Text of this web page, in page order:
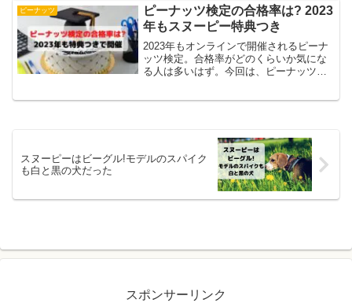
で、気になる人は最後までお付き合いく
ださいね。
ピーナッツ
ピーナッツ検定の合格率は? 2023
年もスヌーピー特典つき
2023年もオンラインで開催されるピーナ
ッツ検定。合格率がどのくらいか気にな
る人は多いはず。今回は、ピーナッツ検
スヌーピーはビーグル!モデルのスパイク
も白と黒の犬だった
スポンサーリンク